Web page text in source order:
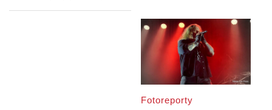
Fotoreporty